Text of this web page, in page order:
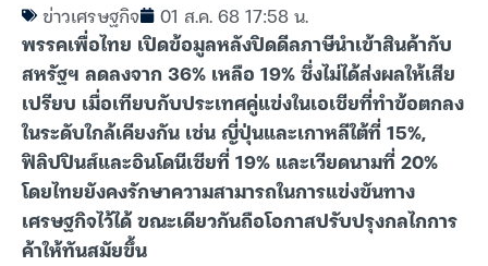
ข่าวเศรษฐกิจ 01 ส.ค. 68 17:58 น.
พรรคเพื่อไทย เปิดข้อมูลหลังปิดดีลภาษีนำเข้าสินค้ากับ
สหรัฐฯ ลดลงจาก 36% เหลือ 19% ซึ่งไม่ได้ส่งผลให้เสีย
เปรียบ เมื่อเทียบกับประเทศคู่แข่งในเอเชียที่ทำข้อตกลง
ในระดับใกล้เคียงกัน เช่น ญี่ปุ่นและเกาหลีใต้ที่ 15%,
ฟิลิปปินส์และอินโดนีเซียที่ 19% และเวียดนามที่ 20%
โดยไทยยังคงรักษาความสามารถในการแข่งขันทาง
เศรษฐกิจไว้ได้ ขณะเดียวกันถือโอกาสปรับปรุงกลไกการ
ค้าให้ทันสมัยขึ้น